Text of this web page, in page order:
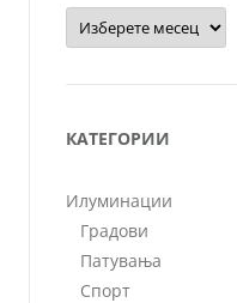
Архиви
КАТЕГОРИИ
Илуминации
Градови
Патувања
Спорт